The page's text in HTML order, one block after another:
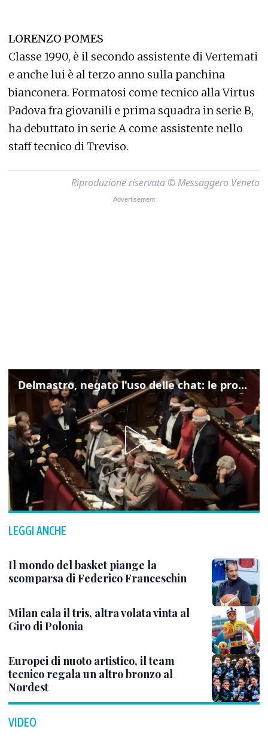
LORENZO POMES
Classe 1990, è il secondo assistente di Vertemati
e anche lui è al terzo anno sulla panchina
bianconera. Formatosi come tecnico alla Virtus
Padova fra giovanili e prima squadra in serie B,
ha debuttato in serie A come assistente nello
staff tecnico di Treviso.
Riproduzione riservata © Messaggero Veneto
Delmastro, negato l'uso delle chat: le proteste di Avs e M5s
LEGGI ANCHE
Il mondo del basket piange la
scomparsa di Federico Franceschin
Milan cala il tris, altra volata vinta al
Giro di Polonia
Europei di nuoto artistico, il team
tecnico regala un altro bronzo al
Nordest
VIDEO